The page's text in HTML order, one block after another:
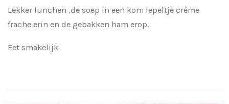
Lekker lunchen ,de soep in een kom lepeltje crème
frache erin en de gebakken ham erop.
Eet smakelijk